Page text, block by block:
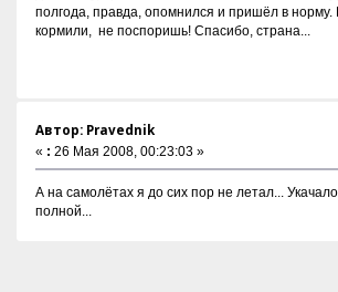
полгода, правда, опомнился и пришёл в норму.
кормили, не поспоришь! Спасибо, страна...
Автор: Pravednik
« : 26 Мая 2008, 00:23:03 »
А на самолётах я до сих пор не летал...
полной...